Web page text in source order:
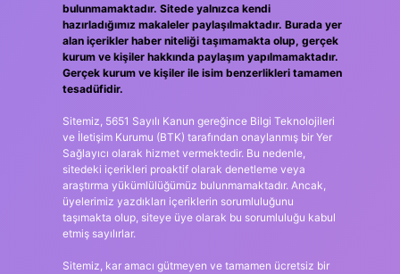
bulunmamaktadır. Sitede yalnızca kendi
hazırladığımız makaleler paylaşılmaktadır. Burada yer
alan içerikler haber niteliği taşımamakta olup, gerçek
kurum ve kişiler hakkında paylaşım yapılmamaktadır.
Gerçek kurum ve kişiler ile isim benzerlikleri tamamen
tesadüfidir.
Sitemiz, 5651 Sayılı Kanun gereğince Bilgi Teknolojileri
ve İletişim Kurumu (BTK) tarafından onaylanmış bir Yer
Sağlayıcı olarak hizmet vermektedir. Bu nedenle,
sitedeki içerikleri proaktif olarak denetleme veya
araştırma yükümlülüğümüz bulunmamaktadır. Ancak,
üyelerimiz yazdıkları içeriklerin sorumluluğunu
taşımakta olup, siteye üye olarak bu sorumluluğu kabul
etmiş sayılırlar.
Sitemiz, kar amacı gütmeyen ve tamamen ücretsiz bir